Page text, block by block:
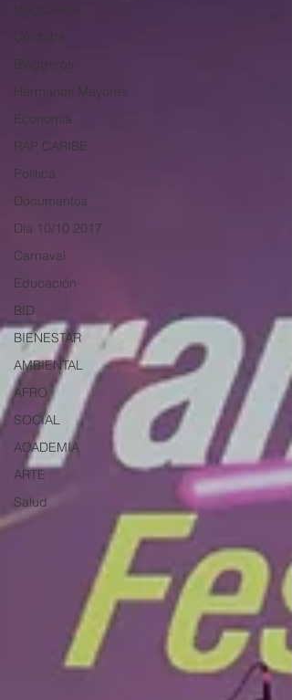
Magdalena
Córdoba
Bloggeros
Hermanos Mayores
Economía
RAP CARIBE
Política
Documentos
Día 10/10 2017
Carnaval
Educación
BID
BIENESTAR
AMBIENTAL
AFRO
SOCIAL
ACADEMIA
ARTE
Salud